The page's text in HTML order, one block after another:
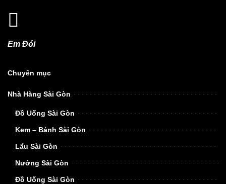
Em Đói
Chuyên mục
Nhà Hàng Sài Gòn
Đồ Uống Sài Gòn
Kem – Bánh Sài Gòn
Lẩu Sài Gòn
Nướng Sài Gòn
Đồ Uống Sài Gòn